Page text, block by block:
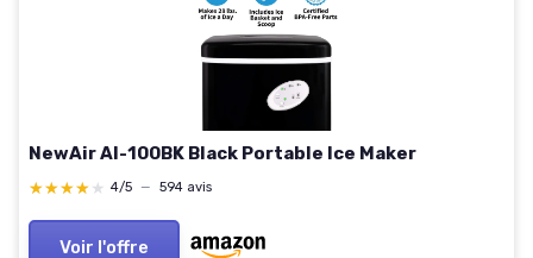
NewAir AI-100BK Black Portable Ice Maker
★★★★★
★★★★★ 4/5 — 594 avis
Voir l'offre